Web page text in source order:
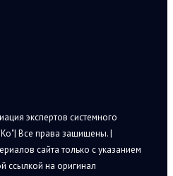
экспертов системного
Все права защищены. |
сайта только с указанием
ссылкой на оригинал